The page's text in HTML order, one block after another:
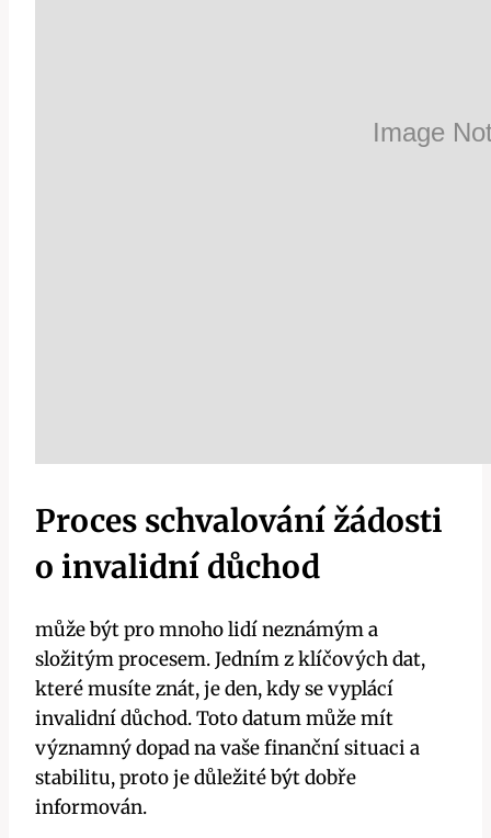
Proces⁣ schvalování žádosti
o‍ invalidní důchod
může​ být⁤ pro ​mnoho lidí⁤ neznámým⁢ a
složitým⁤ procesem. Jedním z klíčových⁢ dat,
které musíte ​znát, je den, kdy se vyplácí
invalidní důchod. ‍Toto‍ datum může mít
významný dopad​ na vaše ⁤finanční situaci a ​
stabilitu, proto je ⁣důležité být‍ dobře
informován.